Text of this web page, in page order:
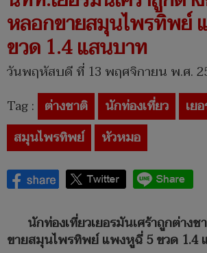
หลอกขายสมุนไพรทิพย์
ขวด 1.4 แสนบาท
วันพฤหัสบดี ที่ 13 พฤศจิกายน พ.ศ.
Tag : ต่างชาติ นักท่องเที่ยว
เย
สมุนไพรทิพย์
หัวหมอ
นักท่องเที่ยวเยอรมันเศร้าถูกต่าง
ขายสมุนไพรทิพย์ แพงหูฉี่ 5 ขวด 1.4